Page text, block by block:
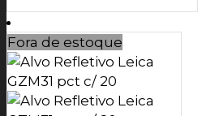
Fora de estoque